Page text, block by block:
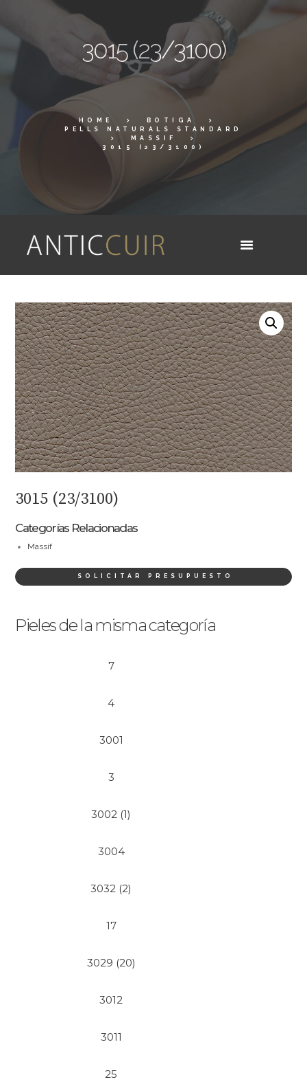
3015 (23/3100)
HOME
BOTIGA
PELLS NATURALS STANDARD
MASSIF
3015 (23/3100)
3015 (23/3100)
Categorías Relacionadas
Massif
SOLICITAR PRESUPUESTO
Pieles de la misma categoría
7
4
3001
3
3002 (1)
3004
3032 (2)
17
3029 (20)
3012
3011
25